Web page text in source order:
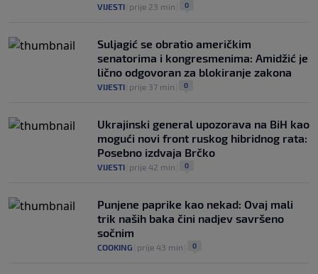
VIJESTI prije 23 min 0
Suljagić se obratio američkim
senatorima i kongresmenima: Amidžić je
lično odgovoran za blokiranje zakona
VIJESTI prije 37 min 0
Ukrajinski general upozorava na BiH kao
mogući novi front ruskog hibridnog rata:
Posebno izdvaja Brčko
VIJESTI prije 42 min 0
Punjene paprike kao nekad: Ovaj mali
trik naših baka čini nadjev savršeno
sočnim
COOKING prije 43 min 0